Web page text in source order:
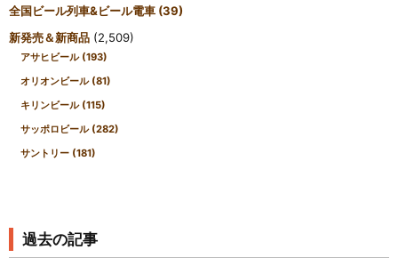
全国ビール列車&ビール電車 (39)
新発売＆新商品 (2,509)
アサヒビール (193)
オリオンビール (81)
キリンビール (115)
サッポロビール (282)
サントリー (181)
過去の記事